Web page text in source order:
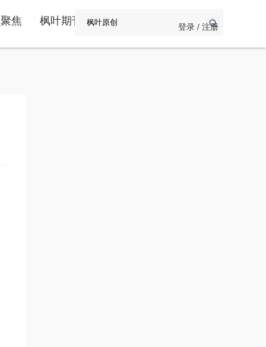
焦 枫叶期刊 登录 / 注册